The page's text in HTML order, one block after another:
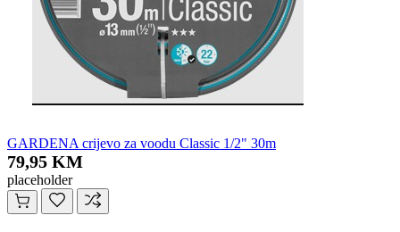
GARDENA crijevo za voodu Classic 1/2" 30m
79,95 KM
placeholder